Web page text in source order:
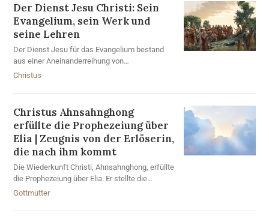
Der Dienst Jesu Christi: Sein
Evangelium, sein Werk und
seine Lehren
Der Dienst Jesu für das Evangelium bestand
aus einer Aneinanderreihung von
Bedrängnissen und Aufopferungen. Aber Jesus
schließlich durch sein Opfer am Kreuz den
neuen Bund ein.
Christus
Christus Ahnsahnghong
erfüllte die Prophezeiung über
Elia | Zeugnis von der Erlöserin,
die nach ihm kommt
Die Wiederkunft Christi, Ahnsahnghong, erfüllte
die Prophezeiung über Elia. Er stellte die
Wahrheit des neuen Bundes wieder her und
Gottmutter